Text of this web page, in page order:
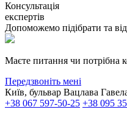
Консультація
експертів
Допоможемо підібрати та
Маєте питання чи потрібна
Передзвоніть мені
Київ, бульвар Вацлава
+38 067 597-50-25 +38 095